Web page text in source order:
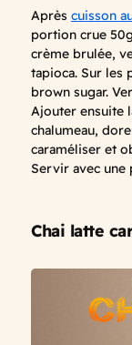
Après cuisson
portion crue
crème brulée,
tapioca. Sur les
brown sugar.
Ajouter ensuite
chalumeau,
caraméliser et
Servir avec une
Chai latte